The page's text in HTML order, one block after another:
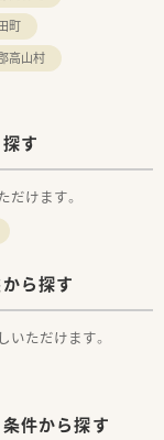
町
高山村
す
けます。
ら探す
ただけます。
件から探す